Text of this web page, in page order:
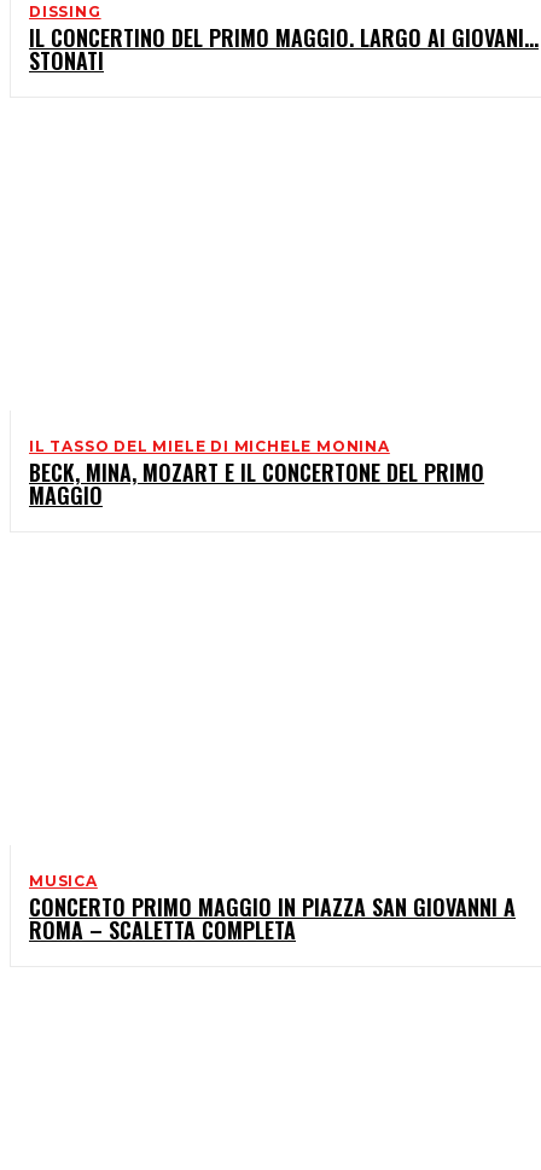
DISSING
IL CONCERTINO DEL PRIMO MAGGIO. LARGO AI GIOVANI…
STONATI
IL TASSO DEL MIELE DI MICHELE MONINA
BECK, MINA, MOZART E IL CONCERTONE DEL PRIMO
MAGGIO
MUSICA
CONCERTO PRIMO MAGGIO IN PIAZZA SAN GIOVANNI A
ROMA – SCALETTA COMPLETA